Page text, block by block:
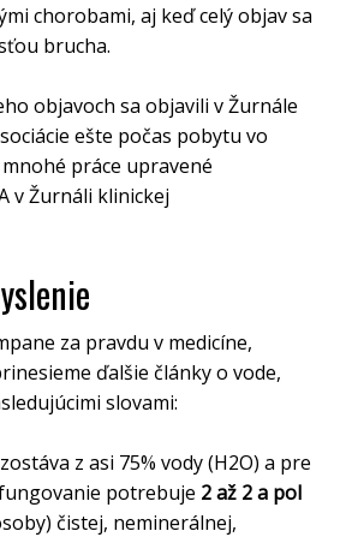
chorobami, aj keď celý objav sa
brucha.
objavoch sa objavili v Žurnále
ešte počas pobytu vo
práce upravené
v Žurnáli klinickej
za pravdu v medicíne,
ďalšie články o vode,
slovami:
z asi 75% vody (H2O) a pre
potrebuje 2 až 2 a pol
čistej, neminerálnej,